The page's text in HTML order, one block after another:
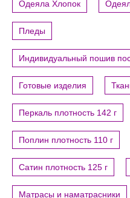
Одеяла Хлопок
Пледы
Индивидуальный пошив
Готовые изделия
Перкаль плотность 142 г
Поплин плотность 110 г
Сатин плотность 125 г
Матрасы и наматрасники